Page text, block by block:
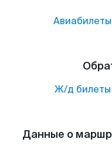
Авиабилеты
Ж/д билеты
Данные о